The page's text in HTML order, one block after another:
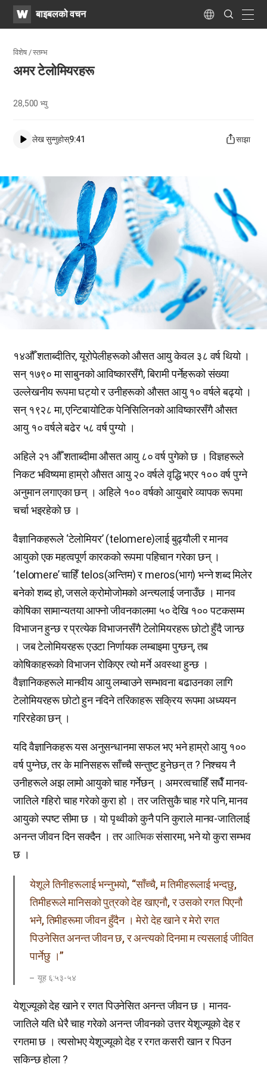
WATVबाइबलको वचन Language
Search
Submit
विशेष / स्तम्भ
अमर टेलोमियरहरू
28,500भ्यु
लेख सुन्नुहोस्9:41 साझा
१४औँ शताब्दीतिर, यूरोपेलीहरूको औसत आयु केवल ३८ वर्ष थियो ।
सन् १७९० मा साबुनको आविष्कारसँगै, बिरामी पर्नेहरूको संख्या
उल्लेखनीय रूपमा घट्यो र उनीहरूको औसत आयु १० वर्षले बढ्यो ।
सन् १९२८ मा, एन्टिबायोटिक पेनिसिलिनको आविष्कारसँगै औसत
आयु १० वर्षले बढेर ५८ वर्ष पुग्यो ।
अहिले २१ औँ शताब्दीमा औसत आयु ८० वर्ष पुगेको छ । विज्ञहरूले
निकट भविष्यमा हाम्रो औसत आयु २० वर्षले वृद्धि भएर १०० वर्ष पुग्ने
अनुमान लगाएका छन् । अहिले १०० वर्षको आयुबारे व्यापक रूपमा
चर्चा भइरहेको छ ।
वैज्ञानिकहरूले ‘टेलोमियर’ (telomere)लाई बुढ्यौली र मानव
आयुको एक महत्वपूर्ण कारकको रूपमा पहिचान गरेका छन् ।
‘telomere’ चाहिँ telos(अन्तिम) र meros(भाग) भन्ने शब्द मिलेर
बनेको शब्द हो, जसले क्रोमोजोमको अन्त्यलाई जनाउँछ । मानव
कोषिका सामान्यतया आफ्नो जीवनकालमा ५० देखि १०० पटकसम्म
विभाजन हुन्छ र प्रत्येक विभाजनसँगै टेलोमियरहरू छोटो हुँदै जान्छ
। जब टेलोमियरहरू एउटा निर्णायक लम्बाइमा पुग्छन्, तब
कोषिकाहरूको विभाजन रोकिएर त्यो मर्ने अवस्था हुन्छ ।
वैज्ञानिकहरूले मानवीय आयु लम्बाउने सम्भावना बढाउनका लागि
टेलोमियरहरू छोटो हुन नदिने तरिकाहरू सक्रिय रूपमा अध्ययन
गरिरहेका छन् ।
यदि वैज्ञानिकहरू यस अनुसन्धानमा सफल भए भने हाम्रो आयु १००
वर्ष पुग्नेछ, तर के मानिसहरू साँच्चै सन्तुष्ट हुनेछन् त ? निश्चय नै
उनीहरूले अझ लामो आयुको चाह गर्नेछन् । अमरत्वचाहिँ सधैँ मानव-
जातिले गहिरो चाह गरेको कुरा हो । तर जतिसुकै चाह गरे पनि, मानव
आयुको स्पष्ट सीमा छ । यो पृथ्वीको कुनै पनि कुराले मानव-जातिलाई
अनन्त जीवन दिन सक्दैन । तरआत्मिकसंसारमा, भने यो कुरा सम्भव
छ ।
येशूले तिनीहरूलाई भन्नुभयो, “साँच्चै, म तिमीहरूलाई भन्दछु,
तिमीहरूले मानिसको पुत्रको देह खाएनौ, र उसको रगत पिएनौ
भने, तिमीहरूमा जीवन हुँदैन । मेरो देह खाने र मेरो रगत
पिउनेसित अनन्त जीवन छ, र अन्त्यको दिनमा म त्यसलाई जीवित
पार्नेछु ।”
यूह ६:५३-५४
येशूज्यूको देह खाने र रगत पिउनेसित अनन्त जीवन छ । मानव-
जातिले यति धेरै चाह गरेको अनन्त जीवनको उत्तर येशूज्यूको देह र
रगतमा छ । त्यसोभए येशूज्यूको देह र रगत कसरी खान र पिउन
सकिन्छ होला ?